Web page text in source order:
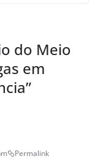
do Meio
em
”
Permalink